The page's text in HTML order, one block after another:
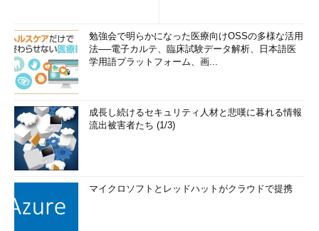
勉強会で明らかになった医療向けOSSの多様な活用
法──電子カルテ、臨床試験データ解析、日本語医
学用語プラットフォーム、画...
成長し続けるセキュリティ人材と悲嘆に暮れる情報
流出被害者たち (1/3)
マイクロソフトとレッドハットがクラウドで提携